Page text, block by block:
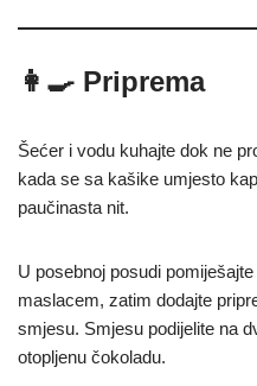
👩‍🍳 Priprema
Šećer i vodu kuhajte dok ne
kada se sa kašike umjesto
paučinasta nit.
U posebnoj posudi
maslacem, zatim dodajte
smjesu. Smjesu podijelite na
otopljenu čokoladu.